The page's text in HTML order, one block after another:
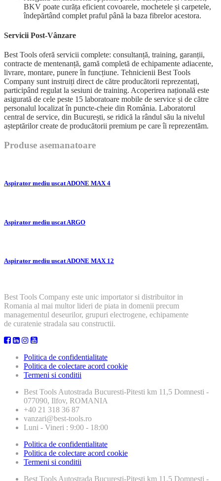
BKV poate curăța eficient covoarele, mochetele și carpetele,
îndepărtând complet praful până la baza fibrelor acestora.
Servicii Post-Vânzare
Best Tools oferă servicii complete: consultanță, training, garanții,
contracte de mentenanță, gamă completă de echipamente adiacente,
livrare, montare, punere în funcțiune. Tehnicienii Best Tools
Company sunt instruiți direct de către producătorii reprezentați,
participând regulat la sesiuni de training. Acoperirea națională este
asigurată de cele peste 15 laboratoare mobile de service și de către
personalul localizat în puncte-cheie din România. Laboratorul
central de service, din București, se ridică la rândul său la nivelul
așteptărilor create de producătorii premium pe care îi reprezentăm.
Produse asemanatoare
Aspirator mediu uscat ADONE MAX 4
Aspirator mediu uscat ARGO
Aspirator mediu uscat ADONE MAX 12
Best Tools Company este unic importator si distribuitor in
Romania al mai multor lideri de piata in domenii precum
managementul deseurilor, grupuri electrogene, echipamente
de curatenie stradala sau constructii.
Politica de confidentialitate
Politica de colectare acord cookie
Termeni si conditii
Best Tools Autostrada Bucuresti-Pitesti km 11,5 Domnesti -
077090, Ilfov, ROMANIA
+40 21 318 36 87
vanzari@best-tools.ro
Luni - Vineri : 9:00 - 18:00
Politica de confidentialitate
Politica de colectare acord cookie
Termeni si conditii
Best Tools Autostrada Bucuresti-Pitesti km 11,5 Domnesti -